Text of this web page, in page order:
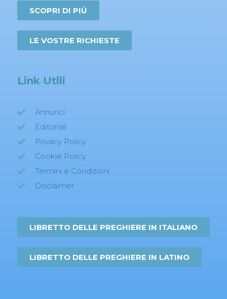
SCOPRI DI PIÙ
LE VOSTRE RICHIESTE
Link Utili
Annunci
Editoriali
Privacy Policy
Cookie Policy
Termini e Condizioni
Disclaimer
LIBRETTO DELLE PREGHIERE IN ITALIANO
LIBRETTO DELLE PREGHIERE IN LATINO